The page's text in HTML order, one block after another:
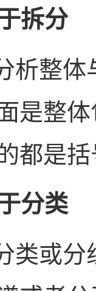
拆分
析整
是整
都是
分类
类或